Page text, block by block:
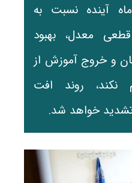
آینده نسبت به
معدل، بهبود
و خروج آموزش از
نکند، روند افت
خواهد شد.